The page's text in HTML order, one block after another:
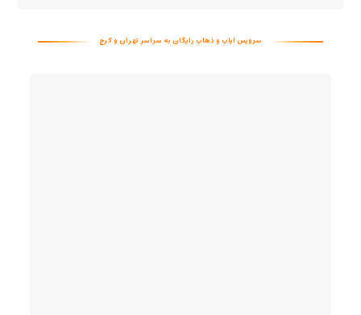
سرویس ایاب و ذهاب رایگان به سراسر تهران و کرج